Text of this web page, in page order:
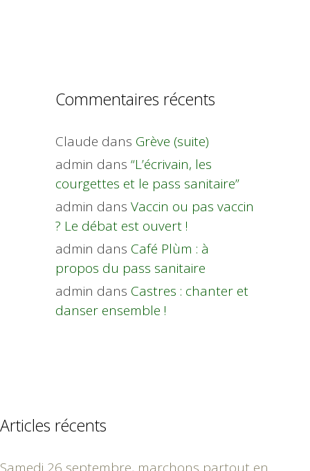
Commentaires récents
Claude dans Grève (suite)
admin dans “L’écrivain, les
courgettes et le pass sanitaire”
admin dans Vaccin ou pas vaccin
? Le débat est ouvert !
admin dans Café Plùm : à
propos du pass sanitaire
admin dans Castres : chanter et
danser ensemble !
Articles récents